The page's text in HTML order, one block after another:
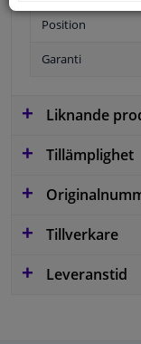
Position
Garanti
Liknande
Tillämplighet
Tillverkare
Leveranstid